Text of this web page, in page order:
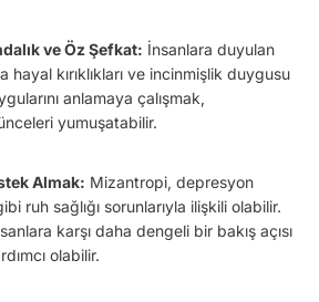
ve Öz Şefkat: İnsanlara duyulan
hayal kırıklıkları ve incinmişlik duygusu
anlamaya çalışmak,
yumuşatabilir.
Almak: Mizantropi, depresyon
ruh sağlığı sorunlarıyla ilişkili olabilir.
karşı daha dengeli bir bakış açısı
olabilir.